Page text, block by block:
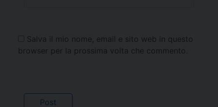
Salva il mio nome, email e sito web in questo
browser per la prossima volta che commento.